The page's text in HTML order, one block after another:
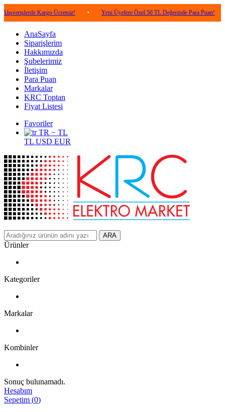
Kargo Ücretsiz! • Yeni Üyelere Özel 50 TL Değerinde Para Puan! •
AnaSayfa
Siparişlerim
Hakkımızda
Şubelerimiz
İletişim
Para Puan
Markalar
KRC Toptan
Fiyat Listesi
Favoriler
TR − TL
TL USD EUR
ARA
Ürünler
Kategoriler
Markalar
Kombinler
Sonuç bulunamadı.
Hesabım
Sepetim (0)